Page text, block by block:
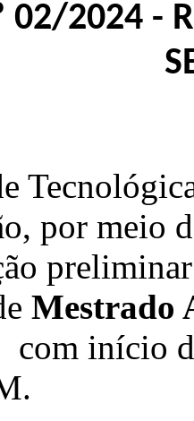
02/2024 -
por meio
Mestrado
com início